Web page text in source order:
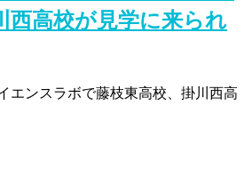
西高校が見学に来られ
ンスラボで藤枝東高校、掛川西高